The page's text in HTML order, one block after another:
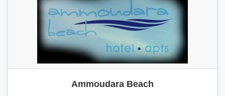
Ammoudara Beach